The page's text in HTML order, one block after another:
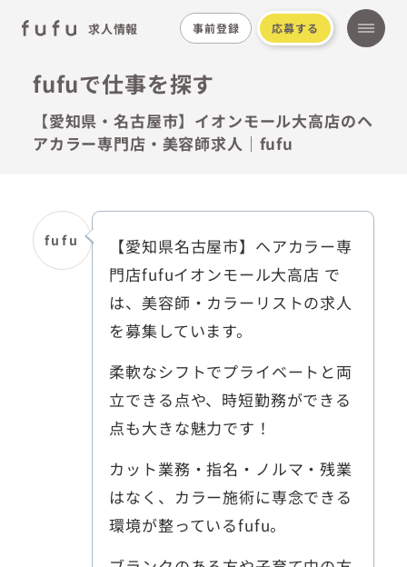
求人情報 事前登録 応募する
fufuで仕事を探す
【愛知県・名古屋市】イオンモール大高店のヘ
アカラー専門店・美容師求人｜fufu
fufu
【愛知県名古屋市】ヘアカラー専
門店fufuイオンモール大高店 で
は、美容師・カラーリストの求人
を募集しています。
柔軟なシフトでプライベートと両
立できる点や、時短勤務ができる
点も大きな魅力です！
カット業務・指名・ノルマ・残業
はなく、カラー施術に専念できる
環境が整っているfufu。